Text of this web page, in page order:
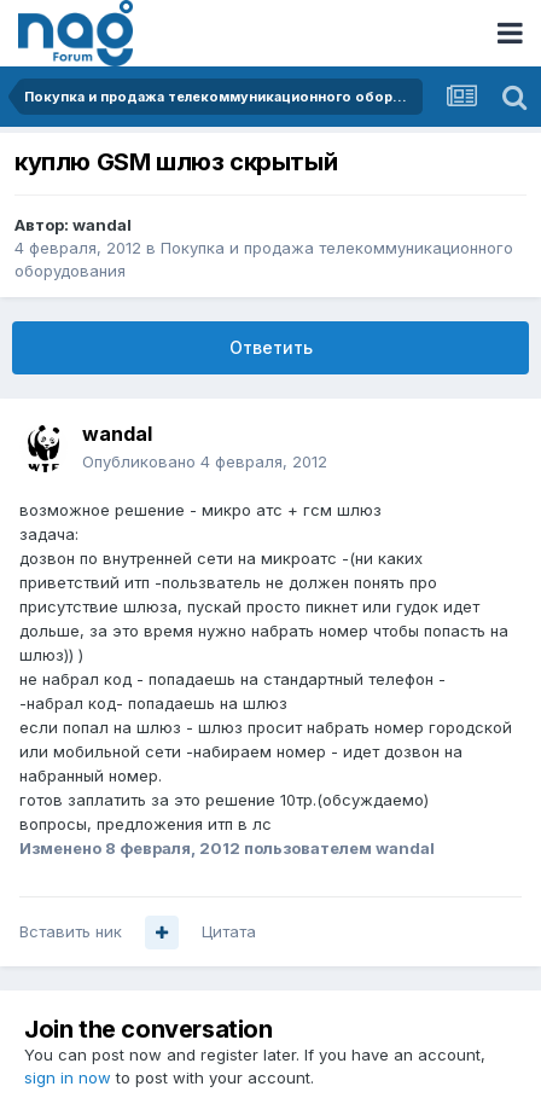
Покупка и продажа телекоммуникационного оборудования
куплю GSM шлюз скрытый
Автор: wandal
4 февраля, 2012 в Покупка и продажа телекоммуникационного
оборудования
Ответить
wandal
Опубликовано 4 февраля, 2012
возможное решение - микро атс + гсм шлюз
задача:
дозвон по внутренней сети на микроатс -(ни каких
приветствий итп -пользватель не должен понять про
присутствие шлюза, пускай просто пикнет или гудок идет
дольше, за это время нужно набрать номер чтобы попасть на
шлюз)) )
не набрал код - попадаешь на стандартный телефон -
-набрал код- попадаешь на шлюз
если попал на шлюз - шлюз просит набрать номер городской
или мобильной сети -набираем номер - идет дозвон на
набранный номер.
готов заплатить за это решение 10тр.(обсуждаемо)
вопросы, предложения итп в лс
Изменено 8 февраля, 2012 пользователем wandal
Вставить ник Цитата
Join the conversation
You can post now and register later. If you have an account,
sign in now to post with your account.